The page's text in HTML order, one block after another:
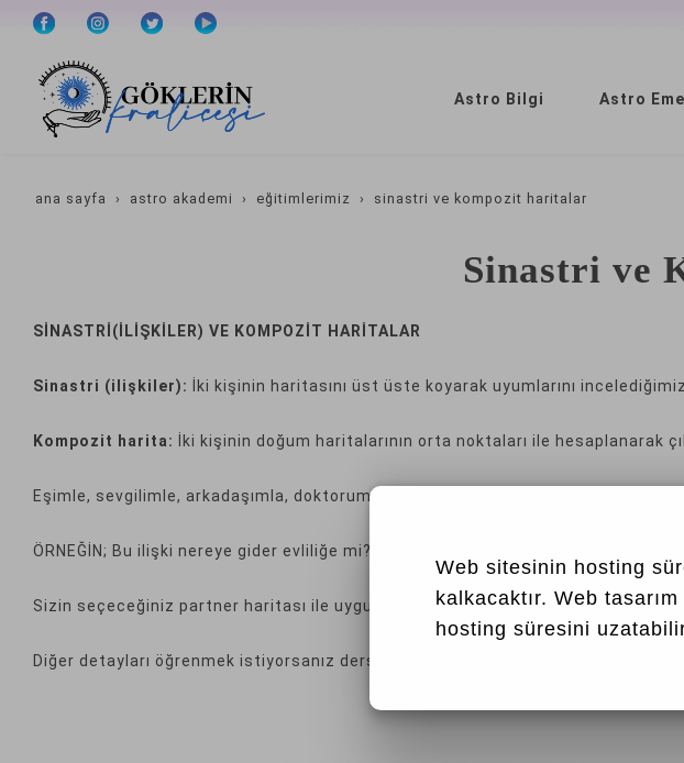
Astro Bilgi Astro
ana sayfa astro akademi eğitimlerimiz sinastri ve kompozit haritalar
Sinastri ve
SİNASTRİ(İLİŞKİLER) VE KOMPOZİT HARİTALAR
Sinastri (ilişkiler): İki kişinin haritasını üst üste koyarak uyumlarını
Kompozit harita: İki kişinin doğum haritalarının orta noktaları ile hesaplanarak
Eşimle, sevgilimle, arkadaşımla, doktorumla, iş ortağımla vs. uyumlu muyum?
ÖRNEĞİN; Bu ilişki nereye gider evliliğe mi? Ayrılığa mı?
Sizin seçeceğiniz partner haritası ile uygulamalı olarak derslerde
Diğer detayları öğrenmek istiyorsanız derslerimize bekliyoruz.
Web sitesinin hosting
kalkacaktır. Web tasarım
hosting süresini